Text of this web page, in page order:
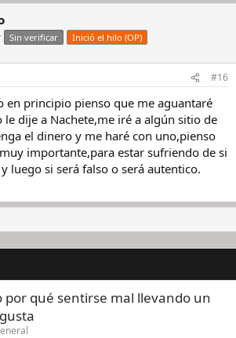
Sin verificar Inició el hilo (OP)
#16
en principio pienso que me aguantaré
le dije a Nachete,me iré a algún sitio de
el dinero y me haré con uno,pienso
importante,para estar sufriendo de si
luego si será falso o será autentico.
por qué sentirse mal llevando un